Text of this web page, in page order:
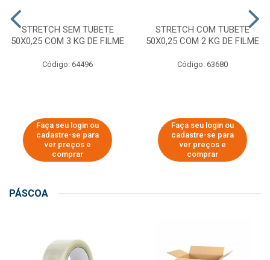
STRETCH SEM TUBETE
50X0,25 COM 3 KG DE FILME
Código: 64496
Faça seu login ou
cadastre-se para
ver preços e
comprar
STRETCH COM TUBETE
50X0,25 COM 2 KG DE FILME
Código: 63680
Faça seu login ou
cadastre-se para
ver preços e
comprar
PÁSCOA